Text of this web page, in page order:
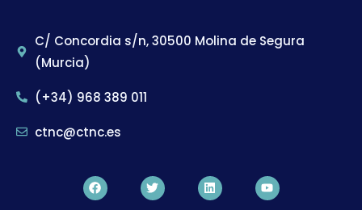
C/ Concordia s/n, 30500 Molina de Segura
(Murcia)
(+34) 968 389 011
ctnc@ctnc.es